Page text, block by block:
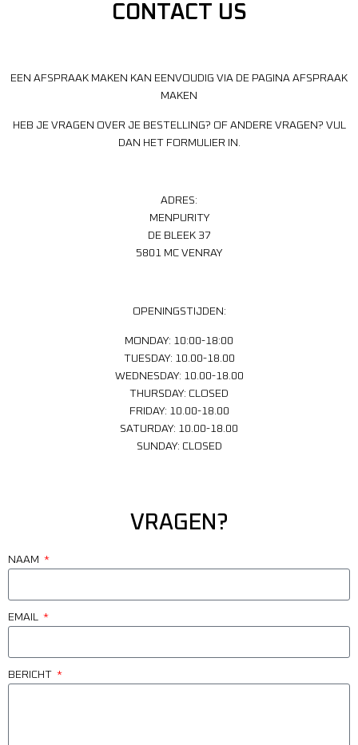
CONTACT US
EEN AFSPRAAK MAKEN KAN EENVOUDIG VIA DE PAGINA AFSPRAAK
MAKEN
HEB JE VRAGEN OVER JE BESTELLING? OF ANDERE VRAGEN? VUL
DAN HET FORMULIER IN.
ADRES:
MENPURITY
DE BLEEK 37
5801 MC VENRAY
OPENINGSTIJDEN:
MONDAY: 10:00-18:00
TUESDAY: 10.00-18.00
WEDNESDAY: 10.00-18.00
THURSDAY: CLOSED
FRIDAY: 10.00-18.00
SATURDAY: 10.00-18.00
SUNDAY: CLOSED
VRAGEN?
NAAM
EMAIL
BERICHT